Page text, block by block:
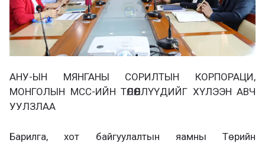
АНУ-ЫН МЯНГАНЫ СОРИЛТЫН КОРПОРАЦИ,
МОНГОЛЫН МСС-ИЙН ТӨЛӨӨЛЛҮҮДИЙГ ХҮЛЭЭН АВЧ
УУЛЗЛАА
Барилга, хот байгуулалтын яамны Төрийн